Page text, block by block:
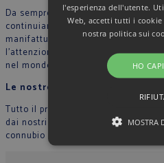
Da sempre crediamo nella filosofia
continuiamo a produrre nel nostro
manifattura tutte le fase di lavoro
l’attenzione per il dettaglio che
nel mondo.
Le nostre sarte cuciono con
Tutto il processo di lavorazione
dai nostri collaboratori, in modo
connubio perfetto tra qualità,
l'esperienza dell'utente.
Web, accetti tutti i
nostra politica sui
HO
MOSTRA